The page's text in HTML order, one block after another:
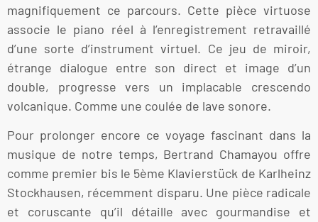
magnifiquement ce parcours. Cette pièce virtuose
associe le piano réel à l’enregistrement retravaillé
d’une sorte d’instrument virtuel. Ce jeu de miroir,
étrange dialogue entre son direct et image d’un
double, progresse vers un implacable crescendo
volcanique. Comme une coulée de lave sonore.
Pour prolonger encore ce voyage fascinant dans la
musique de notre temps, Bertrand Chamayou offre
comme premier bis le 5ème Klavierstück de Karlheinz
Stockhausen, récemment disparu. Une pièce radicale
et coruscante qu’il détaille avec gourmandise et